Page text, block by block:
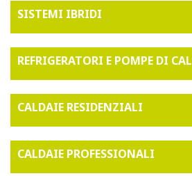
SISTEMI IBRIDI
REFRIGERATORI E POMPE DI
CALDAIE RESIDENZIALI
CALDAIE PROFESSIONALI